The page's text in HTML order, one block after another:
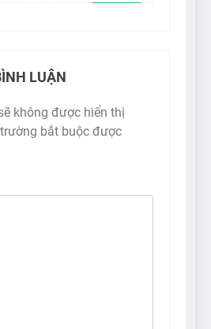
LUẬN
không được hiển thị
bắt buộc được